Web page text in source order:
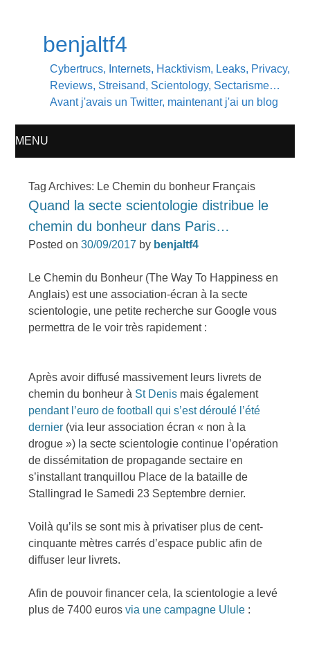
benjaltf4
Cybertrucs, Internets, Hacktivism, Leaks, Privacy,
Reviews, Streisand, Scientology, Sectarisme…
Avant j'avais un Twitter, maintenant j'ai un blog
MENU
TO
CONTENT
Tag Archives: Le Chemin du bonheur Français
Quand la secte scientologie distribue le
chemin du bonheur dans Paris…
Posted on30/09/2017 by benjaltf4
Le Chemin du Bonheur (The Way To Happiness en
Anglais) est une association-écran à la secte
scientologie, une petite recherche sur Google vous
permettra de le voir très rapidement :
Après avoir diffusé massivement leurs livrets de
chemin du bonheur à St Denis mais également
pendant l’euro de football qui s’est déroulé l’été
dernier (via leur association écran « non à la
drogue ») la secte scientologie continue l’opération
de dissémitation de propagande sectaire en
s’installant tranquillou Place de la bataille de
Stallingrad le Samedi 23 Septembre dernier.
Voilà qu’ils se sont mis à privatiser plus de cent-
cinquante mètres carrés d’espace public afin de
diffuser leur livrets.
Afin de pouvoir financer cela, la scientologie a levé
plus de 7400 eurosvia une campagne Ulule :